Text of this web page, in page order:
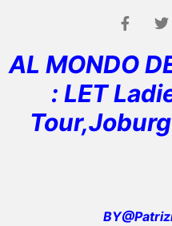
AL MONDO
: LET